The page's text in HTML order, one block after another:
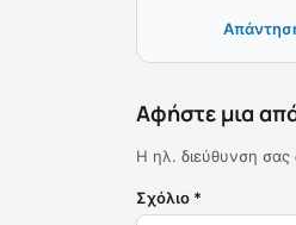
Αφήστε μια
Η ηλ. διεύθυνση σας
Σχόλιο *